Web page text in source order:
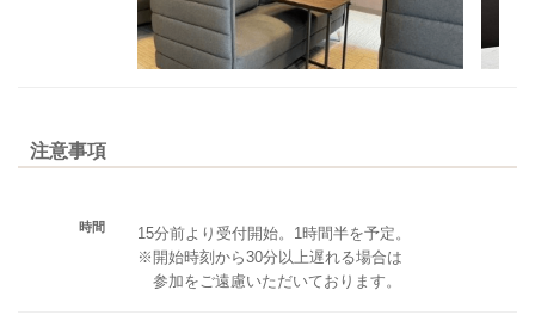
注意事項
時間
15分前より受付開始。1時間半を予定。
※開始時刻から30分以上遅れる場合は
参加をご遠慮いただいております。